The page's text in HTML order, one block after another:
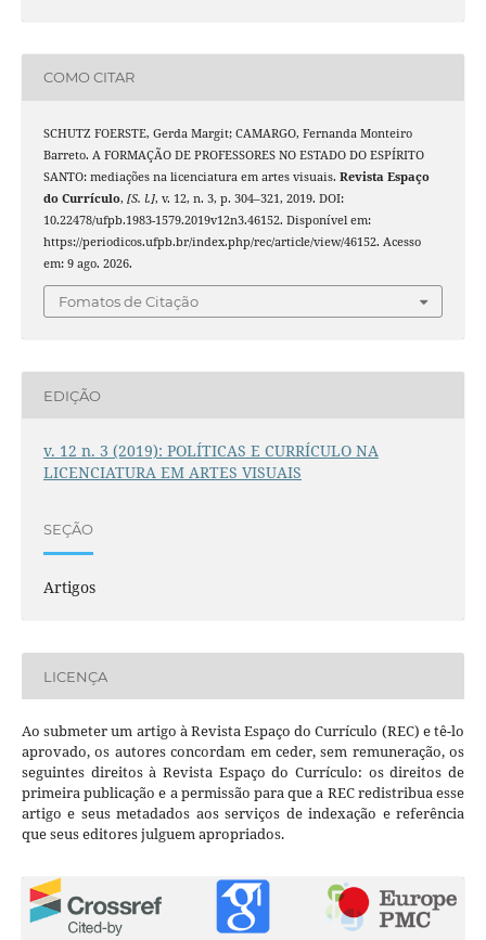
COMO CITAR
SCHUTZ FOERSTE, Gerda Margit; CAMARGO, Fernanda Monteiro
Barreto. A FORMAÇÃO DE PROFESSORES NO ESTADO DO ESPÍRITO
SANTO: mediações na licenciatura em artes visuais. Revista Espaço
do Currículo, [S. l.], v. 12, n. 3, p. 304–321, 2019. DOI:
10.22478/ufpb.1983-1579.2019v12n3.46152. Disponível em:
https://periodicos.ufpb.br/index.php/rec/article/view/46152. Acesso
em: 9 ago. 2026.
Fomatos de Citação
EDIÇÃO
v. 12 n. 3 (2019): POLÍTICAS E CURRÍCULO NA
LICENCIATURA EM ARTES VISUAIS
SEÇÃO
Artigos
LICENÇA
Ao submeter um artigo à Revista Espaço do Currículo (REC) e tê-lo
aprovado, os autores concordam em ceder, sem remuneração, os
seguintes direitos à Revista Espaço do Currículo: os direitos de
primeira publicação e a permissão para que a REC redistribua esse
artigo e seus metadados aos serviços de indexação e referência
que seus editores julguem apropriados.